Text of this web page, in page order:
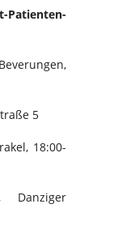
5
18:00-
Danziger